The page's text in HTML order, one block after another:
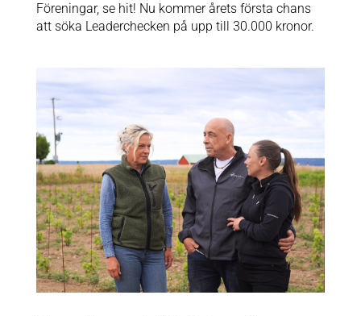
Föreningar, se hit! Nu kommer årets första chans
att söka Leaderchecken på upp till 30.000 kronor.